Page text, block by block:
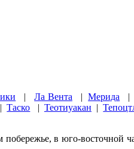
|Ла Вента |Мерида
Таско | Теотиуакан |
в юго-восточной